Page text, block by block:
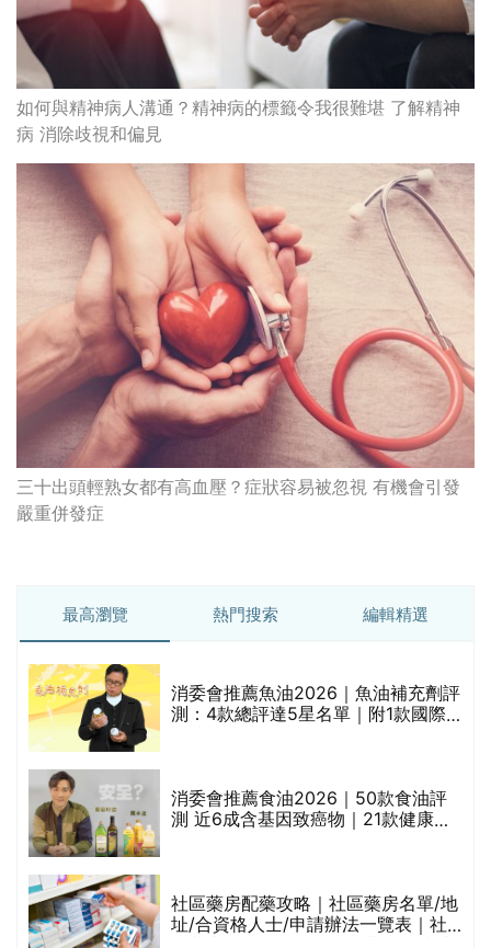
如何與精神病人溝通？精神病的標籤令我很難堪 了解精神
病 消除歧視和偏見
三十出頭輕熟女都有高血壓？症狀容易被忽視 有機會引發
嚴重併發症
最高瀏覽 熱門搜索 編輯精選
消委會推薦魚油2026｜魚油補充劑評
測：4款總評達5星名單｜附1款國際
消委會推薦食油2026｜50款食油評
測 近6成含基因致癌物｜21款健康煮
社區藥房配藥攻略｜社區藥房名單/地
址/合資格人士/申請辦法一覽表｜社